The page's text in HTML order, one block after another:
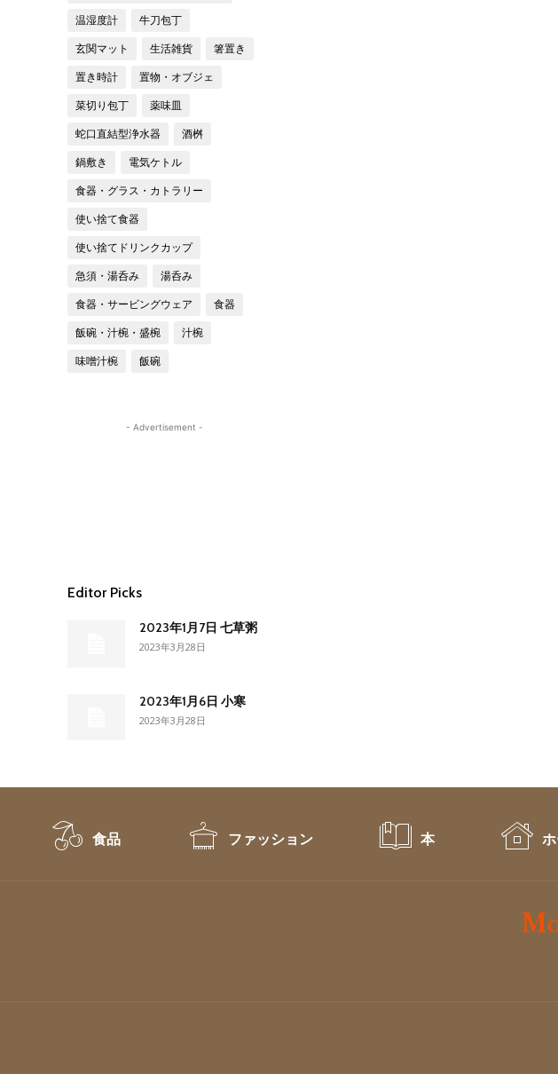
温湿度計 牛刀包丁
玄関マット 生活雑貨 箸置き
置き時計 置物・オブジェ
菜切り包丁 薬味皿
蛇口直結型浄水器 酒桝
鍋敷き 電気ケトル
食器・グラス・カトラリー
使い捨て食器
使い捨てドリンクカップ
急須・湯呑み 湯呑み
食器・サービングウェア 食器
飯碗・汁椀・盛椀 汁椀
味噌汁椀 飯碗
- Advertisement -
Editor Picks
2023年1月7日 七草粥
2023年3月28日
2023年1月6日 小寒
2023年3月28日
食品 ファッション 本